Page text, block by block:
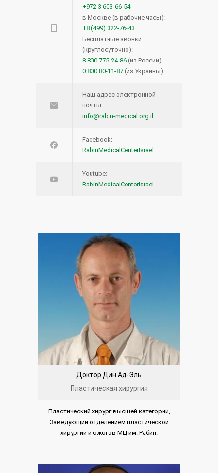
+972 3 603-66-54
в Москве (в рабочие часы):
+8 (499) 322-76-43
Бесплатные звонки
(круглосуточно):
8 800 775-24-86 (из России)
0 800 80-11-87 (из Украины)
Наш адрес электронной
почты:
info@rabin-medical.org.il
Facebook:
RabinMedicalCenterIsrael
Youtube:
RabinMedicalCenterIsrael
Доктор Дин Ад-Эль
Пластическая хирургия
Пластический хирург высшей категории,
Заведующий отделением пластической
хирургии и ожогов МЦ им. Рабин.